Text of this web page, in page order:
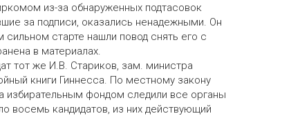
из-за обнаруженных подтасовок
за подписи, оказались ненадежными. Он
старте нашли повод снять его с
в материалах.
тот же И.В. Стариков, зам. министра
книги Гиннесса. По местному закону
избирательным фондом следили все органы
восемь кандидатов, из них действующий